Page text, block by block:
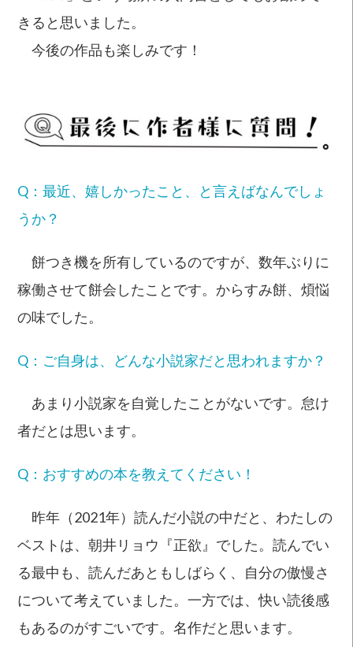
きると思いました。
今後の作品も楽しみです！
Q：最近、嬉しかったこと、と言えばなんでしょ
うか？
餅つき機を所有しているのですが、数年ぶりに
稼働させて餅会したことです。からすみ餅、煩悩
の味でした。
Q：ご自身は、どんな小説家だと思われますか？
あまり小説家を自覚したことがないです。怠け
者だとは思います。
Q：おすすめの本を教えてください！
昨年（2021年）読んだ小説の中だと、わたしの
ベストは、朝井リョウ『正欲』でした。読んでい
る最中も、読んだあともしばらく、自分の傲慢さ
について考えていました。一方では、快い読後感
もあるのがすごいです。名作だと思います。